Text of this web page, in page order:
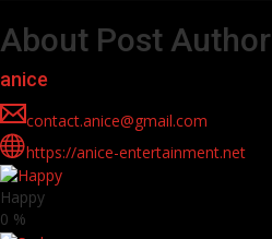
About Post Author
anice
contact.anice@gmail.com
https://anice-entertainment.net
Happy
0 %